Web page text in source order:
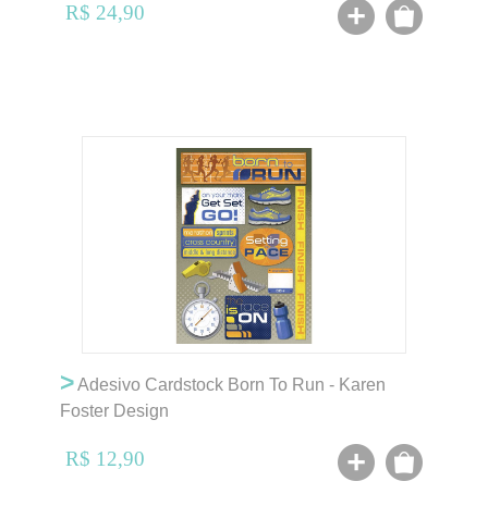
R$ 24,90
>Adesivo Cardstock Born To Run - Karen
Foster Design
R$ 12,90